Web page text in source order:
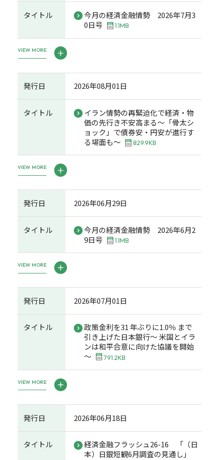
タイトル
今月の経済金融情勢 2026年7月3
0日号
1.1MB
VIEW MORE
発行日 2026年08月01日
タイトル
イラン情勢の再緊迫化で経済・物
価の先行き不安高まる～「骨太シ
ョック」で債券安・円安が進行す
る場面も～
829.9KB
VIEW MORE
発行日 2026年06月29日
タイトル
今月の経済金融情勢 2026年6月2
9日号
1.1MB
VIEW MORE
発行日 2026年07月01日
タイトル
政策金利を31 年ぶりに1.0％ まで
引き上げた日本銀行～ 米国とイラ
ンは和平合意に向けた協議を開始
～
791.2KB
VIEW MORE
発行日 2026年06月18日
タイトル
経済金融フラッシュ26-16 「（日
本）日銀短観6月調査の見通し」